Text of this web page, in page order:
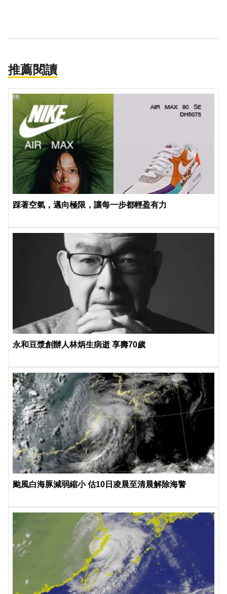
推薦閱讀
踩著空氣，邁向極限，讓每一步都輕盈有力
PR
永和豆漿創辦人林炳生病逝 享壽70歲
颱風白海豚減弱縮小 估10日凌晨至清晨解除海警